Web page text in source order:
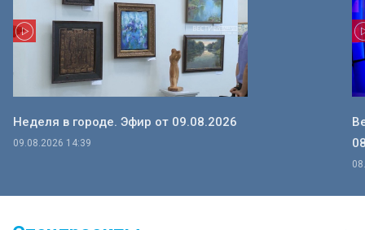
Неделя в городе. Эфир от 09.08.2026
09.08.2026 14:39